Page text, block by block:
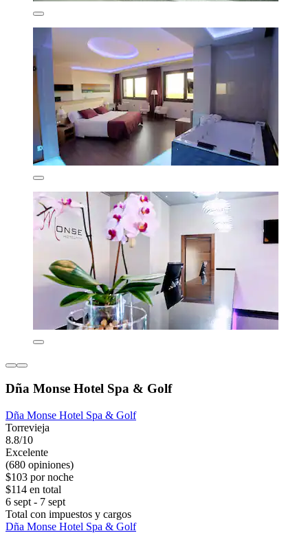
Dña Monse Hotel Spa & Golf
Dña Monse Hotel Spa & Golf
Torrevieja
8.8/10
Excelente
(680 opiniones)
$103 por noche
$114 en total
6 sept - 7 sept
Total con impuestos y cargos
Dña Monse Hotel Spa & Golf